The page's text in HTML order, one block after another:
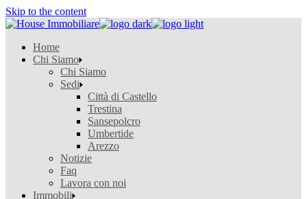
Skip to the content
Home
Chi Siamo
Chi Siamo
Sedi
Città di Castello
Trestina
Sansepolcro
Umbertide
Arezzo
Notizie
Faq
Lavora con noi
Immobili